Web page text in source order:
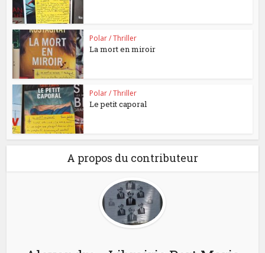
Polar / Thriller
La mort en miroir
Polar / Thriller
Le petit caporal
A propos du contributeur